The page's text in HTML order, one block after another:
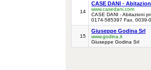
14
CASE DANI -
www.casedani.com
CASE DANI - Abitazioni
0174-585397 Fax. 0039-
15
Giuseppe Godina Srl
www.godina.it
Giuseppe Godina Srl